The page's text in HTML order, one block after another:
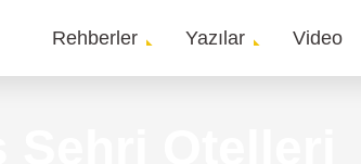
Main
Rehberler Yazılar Video